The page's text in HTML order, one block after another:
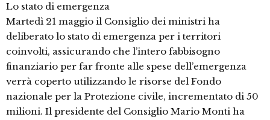
Lo stato di emergenza
Martedì 21 maggio il Consiglio dei ministri ha
deliberato lo stato di emergenza per i territori
coinvolti, assicurando che l’intero fabbisogno
finanziario per far fronte alle spese dell’emergenza
verrà coperto utilizzando le risorse del Fondo
nazionale per la Protezione civile, incrementato di 50
milioni. Il presidente del Consiglio Mario Monti ha